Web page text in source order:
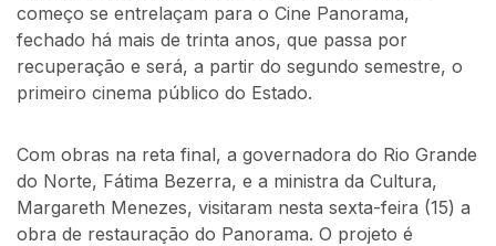
começo se entrelaçam para o Cine Panorama,
fechado há mais de trinta anos, que passa por
recuperação e será, a partir do segundo semestre, o
primeiro cinema público do Estado.
Com obras na reta final, a governadora do Rio Grande
do Norte, Fátima Bezerra, e a ministra da Cultura,
Margareth Menezes, visitaram nesta sexta-feira (15) a
obra de restauração do Panorama. O projeto é